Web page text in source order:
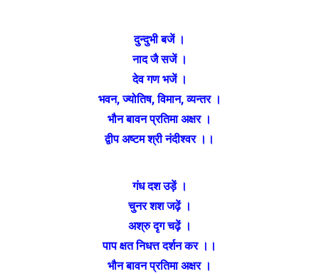
दुन्दुभी बजें ।
नाद जै सजें ।
देव गण भजें ।
भवन, ज्योतिष, विमान, व्यन्तर ।
भौन बावन प्रतिमा अक्षर ।
द्वीप अष्टम श्री नंदीश्वर ।।
गंध दश उड़ें ।
चुनर शश जढ़ें ।
अश्रु दृग चढ़ें ।
पाप क्षत निधत्त दर्शन कर ।।
भौन बावन प्रतिमा अक्षर ।